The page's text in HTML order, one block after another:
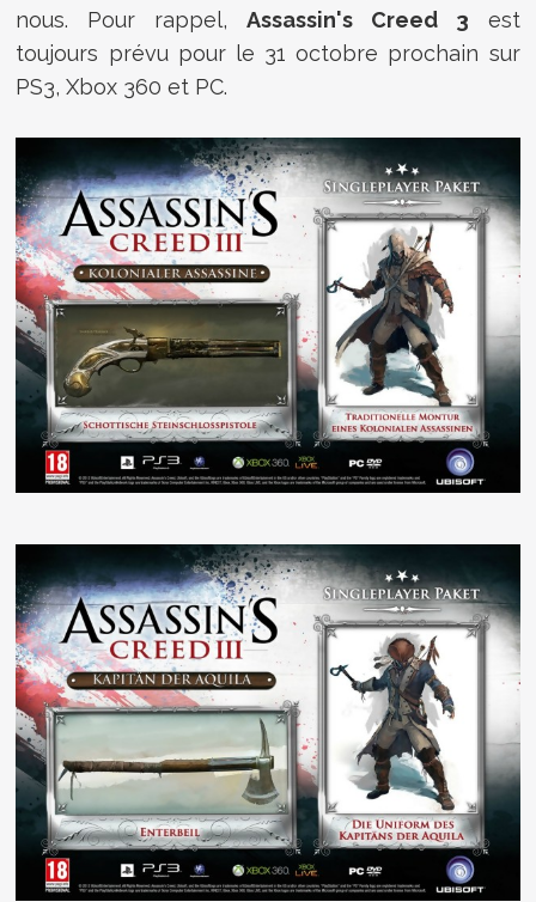
nous. Pour rappel, Assassin's Creed 3 est
toujours prévu pour le 31 octobre prochain sur
PS3, Xbox 360 et PC.